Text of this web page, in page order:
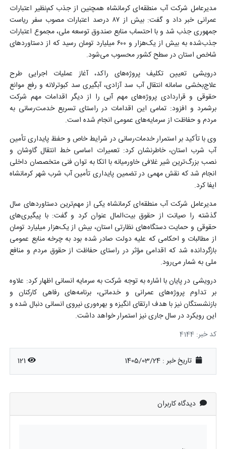
مدیرعامل شرکت آب منطقه‌ای کرمانشاه همچنین از جذب کم‌نظیر اعتبارات
عمرانی خبر داد و گفت: بیش از ۸۷ درصد اعتبارات مصوب سفر ریاست
جمهوری جذب شد و با احتساب منابع صندوق توسعه ملی، مجموع اعتبارات
جذب‌شده به بیش از یک‌هزار و ۶۰۰ میلیارد تومان رسید که از دستاوردهای
شاخص استان در سطح کشور محسوب می‌شود.
درویشی تعیین تکلیف پروژه‌های راکد، آغاز عملیات اجرایی طرح
علاج‌بخشی سامانه انتقال آب سد آزادی، آبگیری سد کبوترلانه و رفع موانع
حقوقی و قراردادی پروژه‌های مهم آبی را از دیگر اقدامات مهم شرکت
برشمرد و افزود: تمامی این اقدامات در راستای تسریع خدمت‌رسانی به
مردم و حفاظت از سرمایه‌های عمومی انجام شده است.
وی با تأکید بر استمرار خدمات‌رسانی در شرایط خاص و حفظ پایداری تأمین
آب شرب استان، خاطرنشان کرد: تعمیرات اساسی خط انتقال گاوشان و
نصب بزرگ‌ترین شیر غلافی خاورمیانه با اتکا به توان فنی متخصصان داخلی
انجام شد که نقش مهمی در تضمین پایداری تأمین آب شرب شهر کرمانشاه
ایفا کرد.
مدیرعامل شرکت آب منطقه‌ای کرمانشاه یکی از مهم‌ترین دستاوردهای سال
گذشته را صیانت از حقوق بیت‌المال عنوان کرد و گفت: با پیگیری‌های
حقوقی و حمایت دستگاه‌های نظارتی استان، بیش از یک‌هزار میلیارد تومان
از مطالبات و احکامی که علیه دولت صادر شده بود به چرخه منابع عمومی
بازگردانده شد که اقدامی مؤثر در راستای حفاظت از حقوق مردم و منافع
ملی به شمار می‌رود.
درویشی در پایان با اشاره به توجه شرکت به سرمایه انسانی اظهار کرد: علاوه
بر تداوم پروژه‌های عمرانی و خدماتی، برنامه‌های رفاهی کارکنان و
بازنشستگان نیز با هدف ارتقای انگیزه و بهره‌وری نیروی انسانی دنبال شده و
این رویکرد در سال جاری نیز استمرار خواهد داشت.
کد خبر: 4144
تاریخ خبر : 1405/03/24 121
دیدگاه کاربران